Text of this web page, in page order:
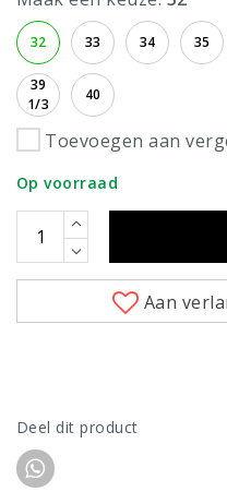
32 33 34 35
39
1/3
40
Toevoegen aan
Op voorraad
Aan
Deel dit product